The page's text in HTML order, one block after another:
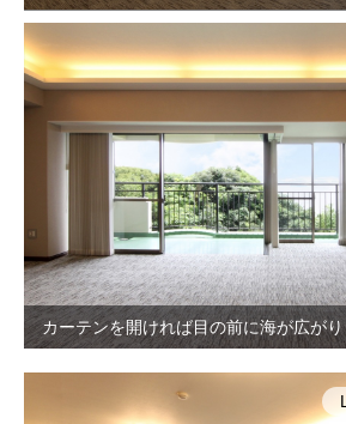
カーテンを開ければ目の前に海が広が